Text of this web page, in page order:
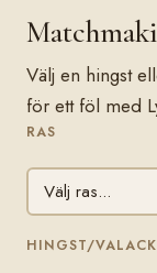
Välj en hingst
för ett föl med
RAS
HINGST/VALACK